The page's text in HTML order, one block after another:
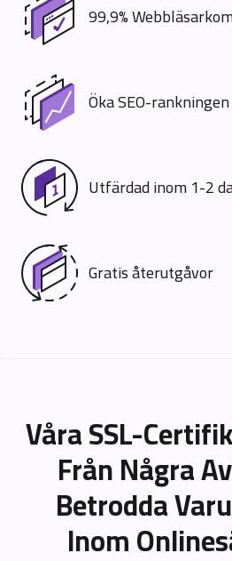
99,9%
Öka SEO-rankningen
Utfärdad inom 1-2
Gratis återutgåvor
Våra SSL-
Från Några
Betrodda
Inom